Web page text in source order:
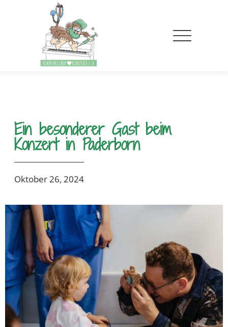
Ein besonderer Gast beim
Konzert in Paderborn
Oktober 26, 2024